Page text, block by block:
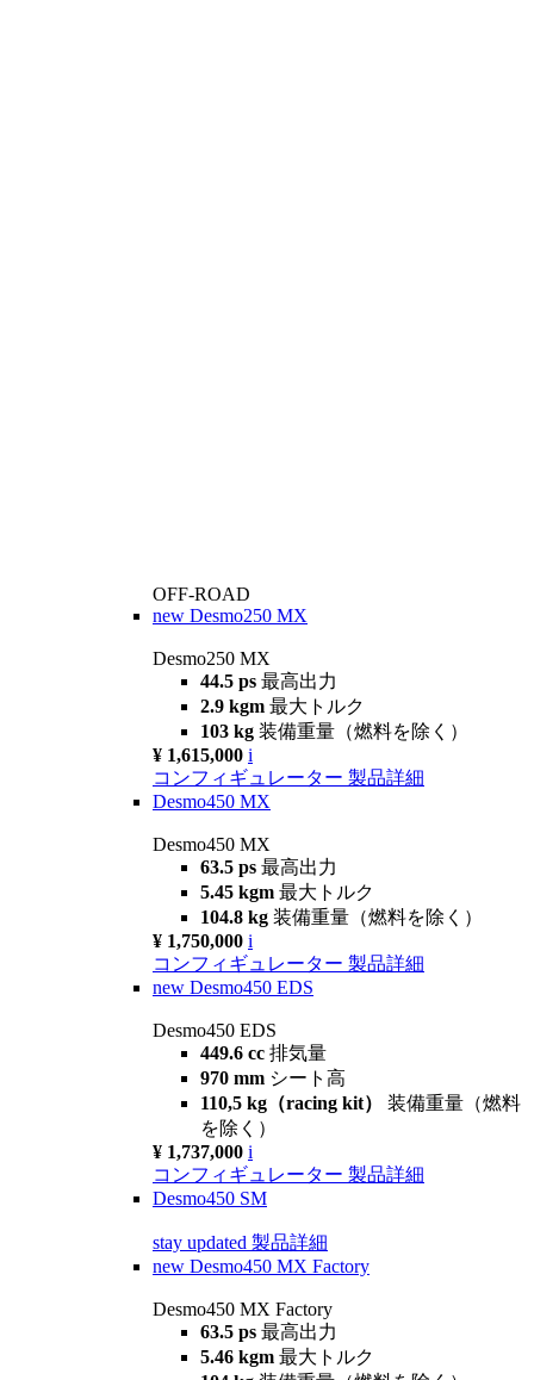
OFF-ROAD
new Desmo250 MX
Desmo250 MX
44.5 ps 最高出力
2.9 kgm 最大トルク
103 kg 装備重量（燃料を除く）
¥ 1,615,000 i
コンフィギュレーター 製品詳細
Desmo450 MX
Desmo450 MX
63.5 ps 最高出力
5.45 kgm 最大トルク
104.8 kg 装備重量（燃料を除く）
¥ 1,750,000 i
コンフィギュレーター 製品詳細
new Desmo450 EDS
Desmo450 EDS
449.6 cc 排気量
970 mm シート高
110,5 kg（racing kit） 装備重量（燃料
を除く）
¥ 1,737,000 i
コンフィギュレーター 製品詳細
Desmo450 SM
stay updated 製品詳細
new Desmo450 MX Factory
Desmo450 MX Factory
63.5 ps 最高出力
5.46 kgm 最大トルク